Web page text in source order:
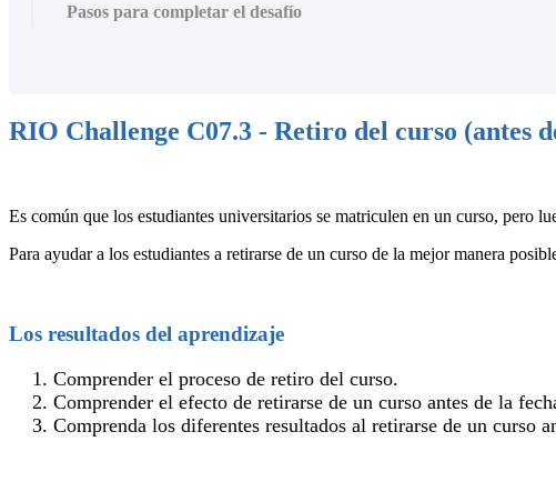
Pasos para completar el desafío
RIO Challenge C07.3 - Retiro del curso (antes
Es común que los estudiantes universitarios se matriculen en un curso, pero
Para ayudar a los estudiantes a retirarse de un curso de la mejor manera
Los resultados del aprendizaje
Comprender el proceso de retiro del curso.
Comprender el efecto de retirarse de un curso antes de la
Comprenda los diferentes resultados al retirarse de un curso